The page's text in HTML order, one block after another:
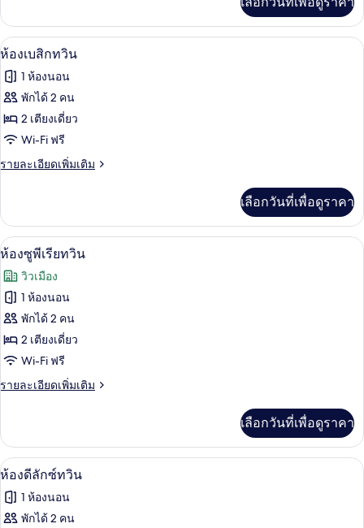
ก
สวีท
เกี่ยว
กับ
ห้อง
โน
รา
ก
สวี
เปิด
ภาพถ่าย
ทั้งหมด
ของ
ห้อง
เบสิ
ทวิน
เครื่องนอนป้องกันสารก่อภูมิแพ้, ตู้นิร
5
ห้องเบสิกทวิน
1 ห้องนอน
พักได้ 2 คน
2 เตียงเดี่ยว
Wi-Fi ฟรี
รายละเอียดเพิ่มเติม
ราย
เกี่ยว
กับ
ห้อง
ก
ทวิ
น
เลือกวันที่เพื่อดูราคา
เปิด
ภาพถ่าย
ทั้งหมด
ของ
ห้อง
ซู
พี
ทวิน
ห้องซูพีเรียทวิน | เครื่องนอนป้องกันส
7
ห้องซูพีเรียทวิน
วิวเมือง
1 ห้องนอน
พักได้ 2 คน
2 เตียงเดี่ยว
Wi-Fi ฟรี
รายละเอียดเพิ่มเติม
ราย
เกี่ยว
กับ
ห้อง
พี
เรีย
เลือกวันที่เพื่อดูราคา
เปิด
ภาพถ่าย
ทั้งหมด
ห้องดีลักซ์ทวิน | เครื่องนอนป้องกันสา
6
ห้องดีลักซ์ทวิน
1 ห้องนอน
พักได้ 2 คน